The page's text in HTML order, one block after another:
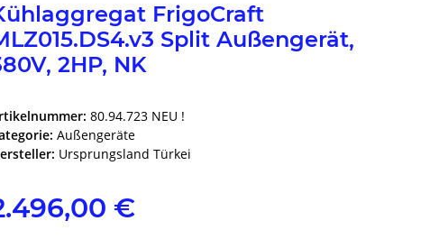
FrigoCraft
Split Außengerät,
2HP, NK
80.94.723 NEU !
Außengeräte
Ursprungsland Türkei
€